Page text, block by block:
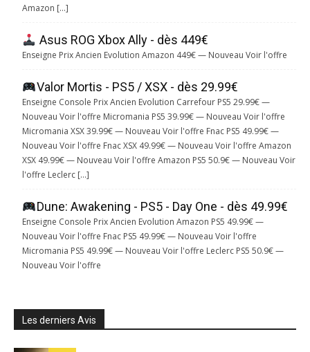
Amazon […]
Asus ROG Xbox Ally - dès 449€
Enseigne Prix Ancien Evolution Amazon 449€ — Nouveau Voir l'offre
Valor Mortis - PS5 / XSX - dès 29.99€
Enseigne Console Prix Ancien Evolution Carrefour PS5 29.99€ —
Nouveau Voir l'offre Micromania PS5 39.99€ — Nouveau Voir l'offre
Micromania XSX 39.99€ — Nouveau Voir l'offre Fnac PS5 49.99€ —
Nouveau Voir l'offre Fnac XSX 49.99€ — Nouveau Voir l'offre Amazon
XSX 49.99€ — Nouveau Voir l'offre Amazon PS5 50.9€ — Nouveau Voir
l'offre Leclerc […]
Dune: Awakening - PS5 - Day One - dès 49.99€
Enseigne Console Prix Ancien Evolution Amazon PS5 49.99€ —
Nouveau Voir l'offre Fnac PS5 49.99€ — Nouveau Voir l'offre
Micromania PS5 49.99€ — Nouveau Voir l'offre Leclerc PS5 50.9€ —
Nouveau Voir l'offre
Les derniers Avis